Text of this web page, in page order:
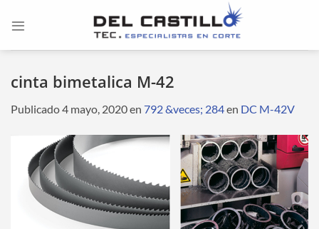
cinta bimetalica M-42
Publicado4 mayo, 2020en 792 &veces; 284en DC M-42V